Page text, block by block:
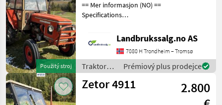
Použitý stroj
== Mer informasjon (NO) ==
Specifications
2x4 Permissible total
weight 3690 kg Tire size
front 6.50-16 Rear tire size
12.4-32 Ready for d
Landbrukssalg.no AS
7080 H Trondheim – Tromsø
Traktory /
Zetor
Prémiový plus prodejce
Zetor 4911
2.800